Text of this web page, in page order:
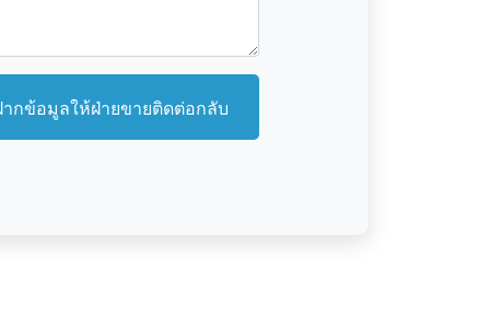
ากข้อมูลให้ฝ่ายขายติดต่อกลับ